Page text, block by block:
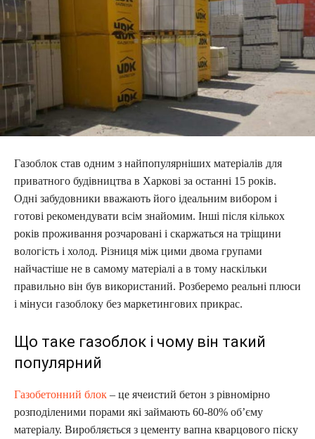
Газоблок став одним з найпопулярніших матеріалів для
приватного будівництва в Харкові за останні 15 років.
Одні забудовники вважають його ідеальним вибором і
готові рекомендувати всім знайомим. Інші після кількох
років проживання розчаровані і скаржаться на тріщини
вологість і холод. Різниця між цими двома групами
найчастіше не в самому матеріалі а в тому наскільки
правильно він був використаний. Розберемо реальні плюси
і мінуси газоблоку без маркетингових прикрас.
Що таке газоблок і чому він такий
популярний
Газобетонний блок – це ячеистий бетон з рівномірно
розподіленими порами які займають 60-80% об’єму
матеріалу. Виробляється з цементу вапна кварцового піску